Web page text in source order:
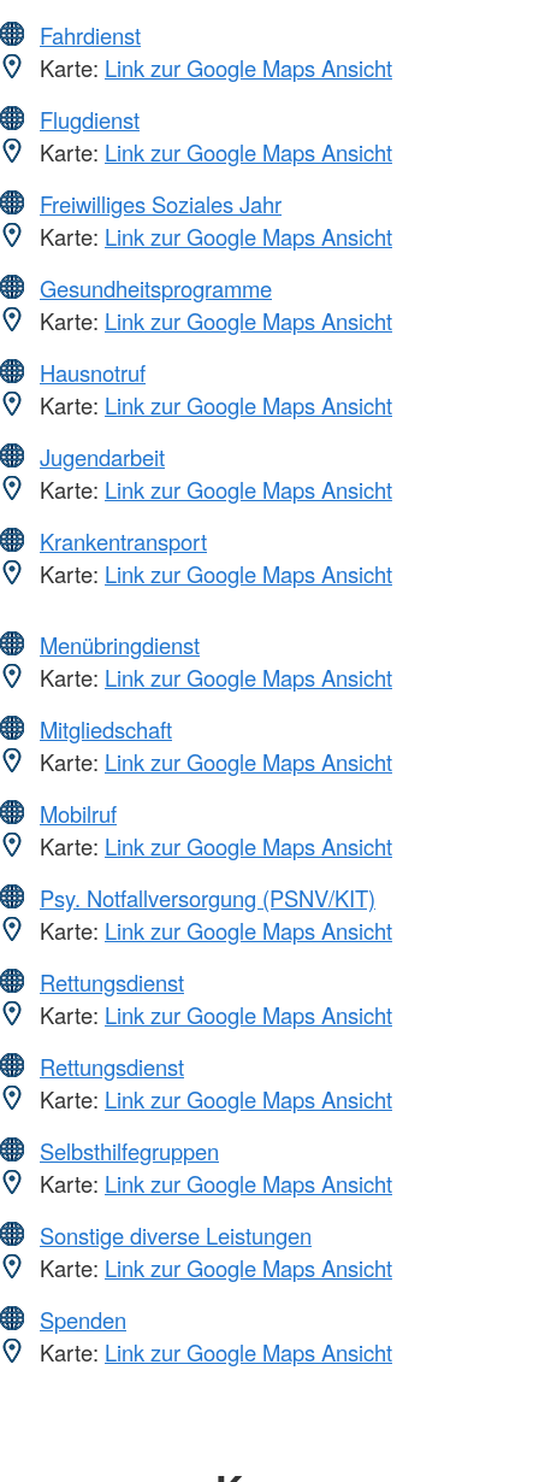
Fahrdienst
Karte: Link zur Google Maps Ansicht
Flugdienst
Karte: Link zur Google Maps Ansicht
Freiwilliges Soziales Jahr
Karte: Link zur Google Maps Ansicht
Gesundheitsprogramme
Karte: Link zur Google Maps Ansicht
Hausnotruf
Karte: Link zur Google Maps Ansicht
Jugendarbeit
Karte: Link zur Google Maps Ansicht
Krankentransport
Karte: Link zur Google Maps Ansicht
Menübringdienst
Karte: Link zur Google Maps Ansicht
Mitgliedschaft
Karte: Link zur Google Maps Ansicht
Mobilruf
Karte: Link zur Google Maps Ansicht
Psy. Notfallversorgung (PSNV/KIT)
Karte: Link zur Google Maps Ansicht
Rettungsdienst
Karte: Link zur Google Maps Ansicht
Rettungsdienst
Karte: Link zur Google Maps Ansicht
Selbsthilfegruppen
Karte: Link zur Google Maps Ansicht
Sonstige diverse Leistungen
Karte: Link zur Google Maps Ansicht
Spenden
Karte: Link zur Google Maps Ansicht